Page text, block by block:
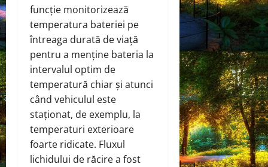
funcție monitorizează
temperatura bateriei pe
întreaga durată de viață
pentru a menține bateria la
intervalul optim de
temperatură chiar și atunci
când vehiculul este
staționat, de exemplu, la
temperaturi exterioare
foarte ridicate. Fluxul
lichidului de răcire a fost